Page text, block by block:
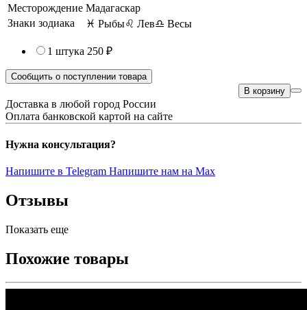
Месторождение Мадагаскар
Знаки зодиака
♓ Рыбы♌ Лев♎ Весы
1 штука 250 ₽
Сообщить о поступлении товара
В корзину
Доставка в любой город России
Оплата банковской картой на сайте
Нужна консультация?
Напишите в Telegram Напишите нам на Max
Отзывы
Показать еще
Похожие товары